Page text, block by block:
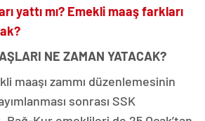
yattı mı? Emekli maaş farkları
NE ZAMAN YATACAK?
maaşı zammı düzenlemesinin
sonrası SSK